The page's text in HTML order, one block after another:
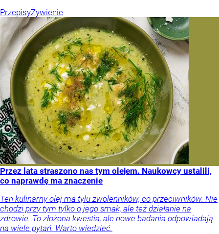
PrzepisyŻywienie
Przez lata straszono nas tym olejem. Naukowcy ustalili,
co naprawdę ma znaczenie
Ten kulinarny olej ma tylu zwolenników, co przeciwników. Nie
chodzi przy tym tylko o jego smak, ale też działanie na
zdrowie. To złożona kwestia, ale nowe badania odpowiadają
na wiele pytań. Warto wiedzieć.